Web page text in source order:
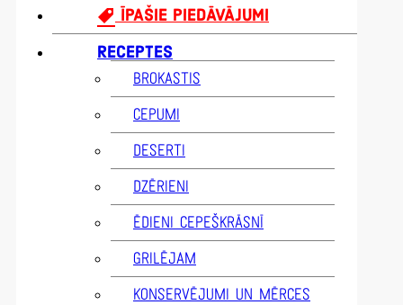
ĪPAŠIE PIEDĀVĀJUMI
RECEPTES
BROKASTIS
CEPUMI
DESERTI
DZĒRIENI
ĒDIENI CEPEŠKRĀSNĪ
GRILĒJAM
KONSERVĒJUMI UN MĒRCES